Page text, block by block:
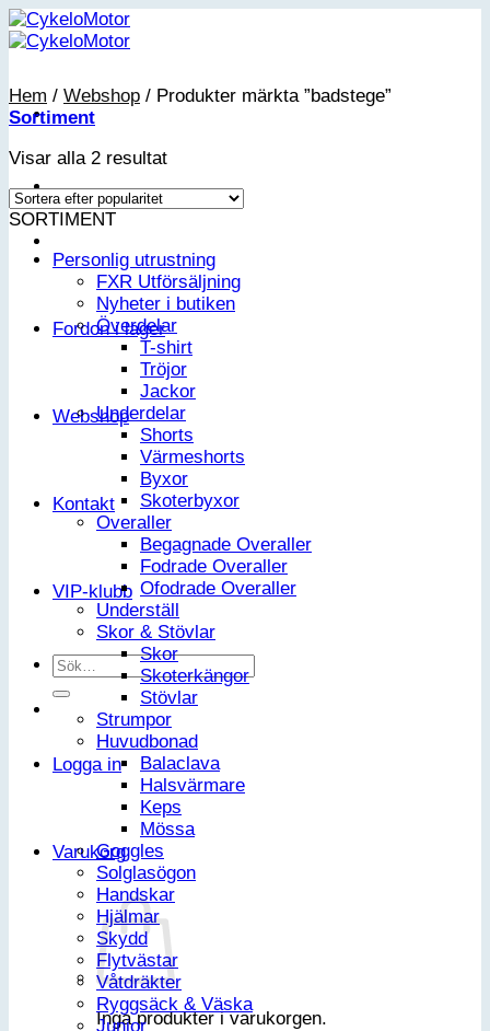
Skip
to
Fordon i lager
Webshop
Kontakt
VIP-klubb
Sök
efter:
Logga in
Varukorg
Inga produkter i varukorgen.
Hem / Webshop / Produkter märkta ”badstege”
Sortiment
Visar alla 2 resultatSortera
popularitet
SORTIMENT
Personlig utrustning
FXR Utförsäljning
Nyheter i butiken
Överdelar
T-shirt
Tröjor
Jackor
Underdelar
Shorts
Värmeshorts
Byxor
Skoterbyxor
Overaller
Begagnade Overaller
Fodrade Overaller
Ofodrade Overaller
Underställ
Skor & Stövlar
Skor
Skoterkängor
Stövlar
Strumpor
Huvudbonad
Balaclava
Halsvärmare
Keps
Mössa
Goggles
Solglasögon
Handskar
Hjälmar
Skydd
Flytvästar
Våtdräkter
Ryggsäck & Väska
Junior